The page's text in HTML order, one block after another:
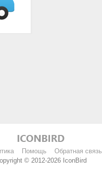
Помощь Обратная связь
© 2012-2026 IconBird